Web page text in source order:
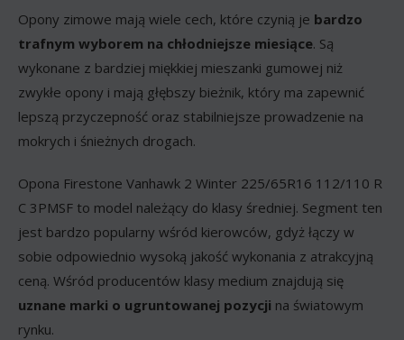
Opony zimowe mają wiele cech, które czynią je bardzo
trafnym wyborem na chłodniejsze miesiące. Są
wykonane z bardziej miękkiej mieszanki gumowej niż
zwykłe opony i mają głębszy bieżnik, który ma zapewnić
lepszą przyczepność oraz stabilniejsze prowadzenie na
mokrych i śnieżnych drogach.
Opona Firestone Vanhawk 2 Winter 225/65R16 112/110 R
C 3PMSF to model należący do klasy średniej. Segment ten
jest bardzo popularny wśród kierowców, gdyż łączy w
sobie odpowiednio wysoką jakość wykonania z atrakcyjną
ceną. Wśród producentów klasy medium znajdują się
uznane marki o ugruntowanej pozycji na światowym
rynku.